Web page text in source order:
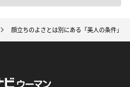
顔立ちのよさとは別にある「美人の条件」3